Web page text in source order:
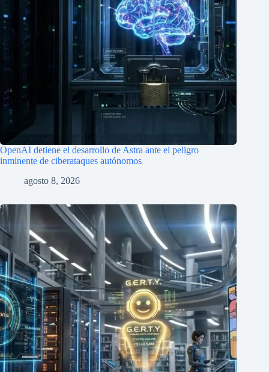
OpenAI detiene el desarrollo de Astra ante el peligro
inminente de ciberataques autónomos
agosto 8, 2026